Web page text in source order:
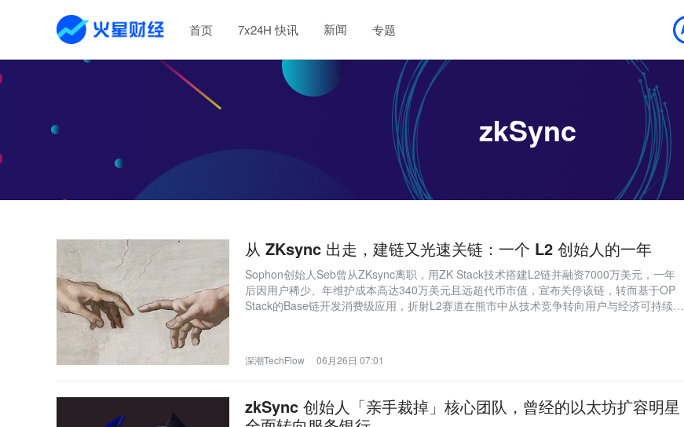
首页 7x24H 快讯 新闻 专题
zkSync
从 ZKsync 出走，建链又光速关链：一个 L2 创始人的一年
Sophon创始人Seb曾从ZKsync离职，用ZK Stack技术搭建L2链并融资7000万美元，一年
后因用户稀少、年维护成本高达340万美元且远超代币市值，宣布关停该链，转而基于OP
Stack的Base链开发消费级应用，折射L2赛道在熊市中从技术竞争转向用户与经济可持续性
深潮TechFlow 06月26日 07:01
zkSync 创始人「亲手裁掉」核心团队，曾经的以太坊扩容明星